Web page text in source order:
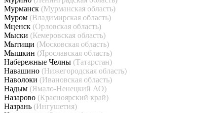
Мурманск (Мурманская область)
Муром (Владимирская область)
Мценск (Орловская область)
Мыски (Кемеровская область)
Мытищи (Московская область)
Мышкин (Ярославская область)
Набережные Челны (Татарстан)
Навашино (Нижегородская область)
Наволоки (Ивановская область)
Надым (Ямало-Ненецкий АО)
Назарово (Красноярский край)
Назрань (Ингушетия)